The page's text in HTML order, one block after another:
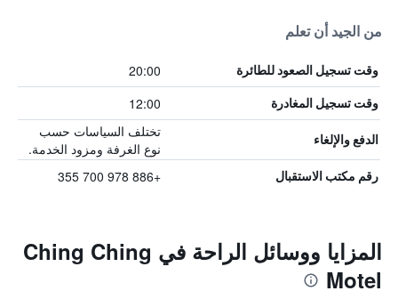
من الجيد أن تعلم
وقت تسجيل الصعود للطائرة 20:00
وقت تسجيل المغادرة 12:00
الدفع والإلغاء
تختلف السياسات حسب
نوع الغرفة ومزود الخدمة.
رقم مكتب الاستقبال +886 978 700 355
المزايا ووسائل الراحة في Ching Ching
Motel